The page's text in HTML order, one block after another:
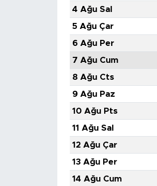
4 Ağu Sal
5 Ağu Çar
6 Ağu Per
7 Ağu Cum
8 Ağu Cts
9 Ağu Paz
10 Ağu Pts
11 Ağu Sal
12 Ağu Çar
13 Ağu Per
14 Ağu Cum